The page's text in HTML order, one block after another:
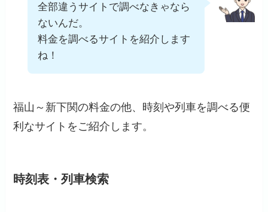
全部違うサイトで調べなきゃなら
ないんだ。
料金を調べるサイトを紹介します
ね！
福山～新下関の料金の他、時刻や列車を調べる便
利なサイトをご紹介します。
時刻表・列車検索